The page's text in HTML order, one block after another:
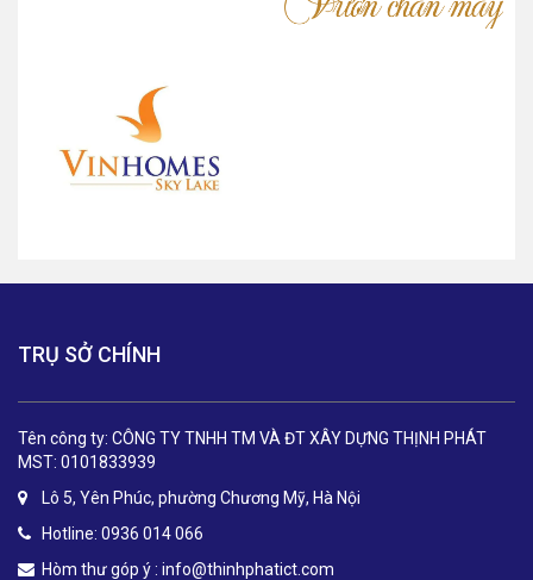
TRỤ SỞ CHÍNH
Tên công ty: CÔNG TY TNHH TM VÀ ĐT XÂY DỰNG THỊNH PHÁT
MST: 0101833939
Lô 5, Yên Phúc, phường Chương Mỹ, Hà Nội
Hotline: 0936 014 066
Hòm thư góp ý : info@thinhphatict.com